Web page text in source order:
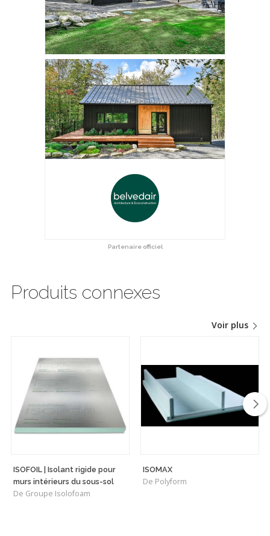
Partenaire officiel
Produits connexes
Voir plus
ISOFOIL | Isolant rigide pour
murs intérieurs du sous-sol
De Groupe Isolofoam
ISOMAX
De Polyform